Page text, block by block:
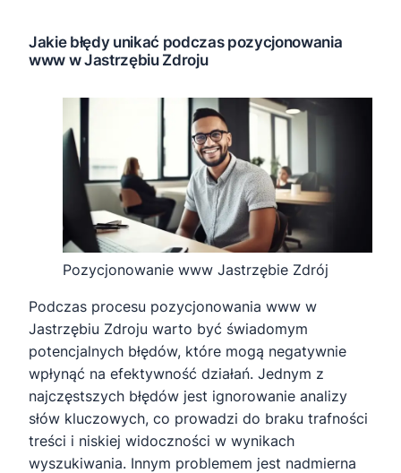
Jakie błędy unikać podczas pozycjonowania
www w Jastrzębiu Zdroju
Pozycjonowanie www Jastrzębie Zdrój
Podczas procesu pozycjonowania www w
Jastrzębiu Zdroju warto być świadomym
potencjalnych błędów, które mogą negatywnie
wpłynąć na efektywność działań. Jednym z
najczęstszych błędów jest ignorowanie analizy
słów kluczowych, co prowadzi do braku trafności
treści i niskiej widoczności w wynikach
wyszukiwania. Innym problemem jest nadmierna